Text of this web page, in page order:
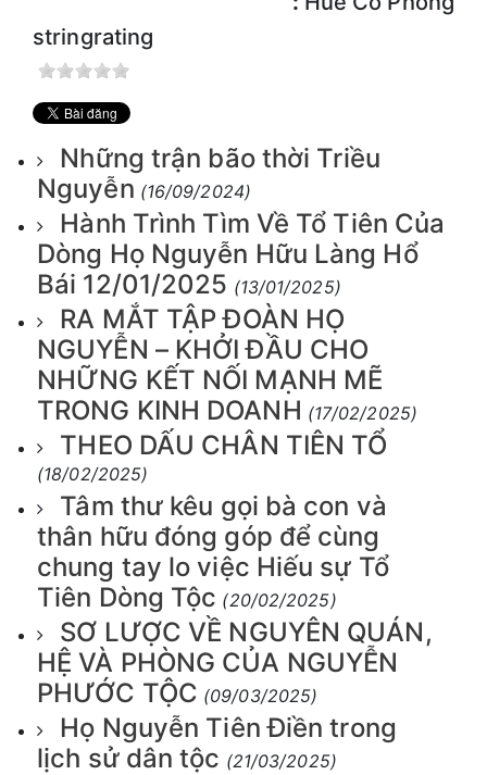
stringrating
Những trận bão thời Triều
Nguyễn (16/09/2024)
Hành Trình Tìm Về Tổ Tiên Của
Dòng Họ Nguyễn Hữu Làng Hổ
Bái 12/01/2025 (13/01/2025)
RA MẮT TẬP ĐOÀN HỌ
NGUYỄN – KHỞI ĐẦU CHO
NHỮNG KẾT NỐI MẠNH MẼ
TRONG KINH DOANH (17/02/2025)
THEO DẤU CHÂN TIÊN TỔ
(18/02/2025)
Tâm thư kêu gọi bà con và
thân hữu đóng góp để cùng
chung tay lo việc Hiếu sự Tổ
Tiên Dòng Tộc (20/02/2025)
SƠ LƯỢC VỀ NGUYÊN QUÁN,
HỆ VÀ PHÒNG CỦA NGUYỄN
PHƯỚC TỘC (09/03/2025)
Họ Nguyễn Tiên Điền trong
lịch sử dân tộc (21/03/2025)